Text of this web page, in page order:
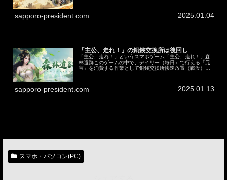
sapporo-president.com 2025.01.04
「主公、走れ！」の銅銭交換所は後回し
「主公、走れ！」というスマホゲーム「主公、走れ！」森
林遺跡このゲームの中で、デイリー（毎日）で行える「元
宝」を消費する作業として銅銭交換所快速放置（戦没）掃
sapporo-president.com 2025.01.13
スマホ・パソコン(PC)